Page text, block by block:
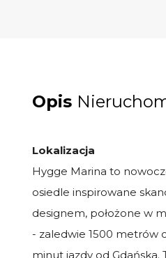
Opis
Lokalizacja
Hygge Marina to
osiedle inspirowane
designem, położone w
- zaledwie 1500 metrów
minut jazdy od Gdańska.